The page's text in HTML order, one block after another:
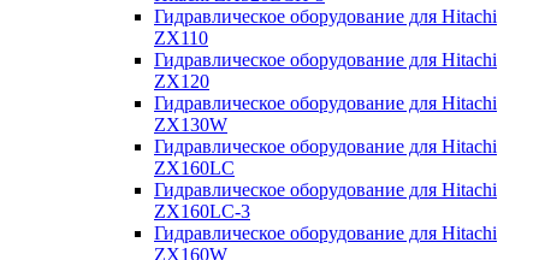
Гидравлическое оборудование для Hitachi
ZX110
Гидравлическое оборудование для Hitachi
ZX120
Гидравлическое оборудование для Hitachi
ZX130W
Гидравлическое оборудование для Hitachi
ZX160LC
Гидравлическое оборудование для Hitachi
ZX160LC-3
Гидравлическое оборудование для Hitachi
ZX160W